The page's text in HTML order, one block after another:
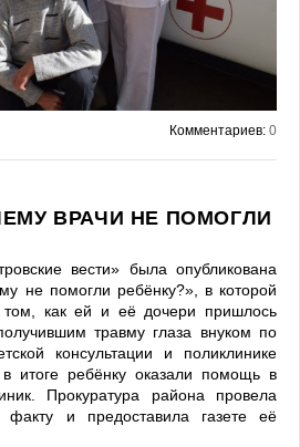
Комментариев: 0
ВРАЧИ НЕ ПОМОГЛИ
вести» была опубликована
не помогли ребёнку?», в которой
том, как ей и её дочери пришлось
травму глаза внуком по
консультации и поликлинике
итоге ребёнку оказали помощь в
Прокуратура района провела
и предоставила газете её